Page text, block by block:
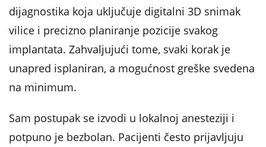
dijagnostika koja uključuje digitalni 3D snimak
vilice i precizno planiranje pozicije svakog
implantata. Zahvaljujući tome, svaki korak je
unapred isplaniran, a mogućnost greške svedena
na minimum.
Sam postupak se izvodi u lokalnoj anesteziji i
potpuno je bezbolan. Pacijenti često prijavljuju